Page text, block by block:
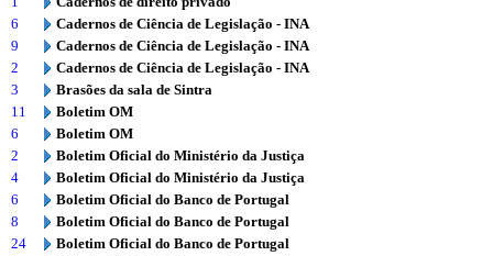
6
Cadernos de Ciência de Legislação - INA
9
Cadernos de Ciência de Legislação - INA
2
Cadernos de Ciência de Legislação - INA
3
Brasões da sala de Sintra
11
Boletim OM
6
Boletim OM
2
Boletim Oficial do Ministério da Justiça
4
Boletim Oficial do Ministério da Justiça
6
Boletim Oficial do Banco de Portugal
8
Boletim Oficial do Banco de Portugal
24
Boletim Oficial do Banco de Portugal